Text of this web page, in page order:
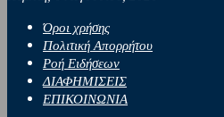
Όροι χρήσης
Πολιτική Απορρήτου
Ροή Ειδήσεων
ΔΙΑΦΗΜΙΣΕΙΣ
ΕΠΙΚΟΙΝΩΝΙΑ